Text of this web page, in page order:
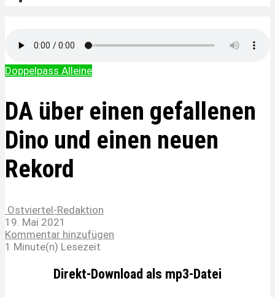
Doppelpass Alleine
DA über einen gefallenen
Dino und einen neuen
Rekord
Ostviertel-Redaktion
19. Mai 2021
Kommentar hinzufügen
1 Minute(n) Lesezeit
Direkt-Download als mp3-Datei